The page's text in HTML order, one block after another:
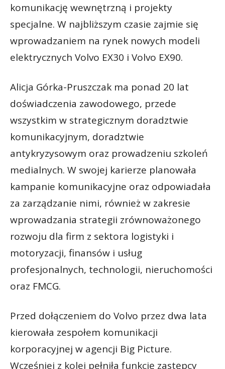
komunikację wewnętrzną i projekty
specjalne. W najbliższym czasie zajmie się
wprowadzaniem na rynek nowych modeli
elektrycznych Volvo EX30 i Volvo EX90.
Alicja Górka-Pruszczak ma ponad 20 lat
doświadczenia zawodowego, przede
wszystkim w strategicznym doradztwie
komunikacyjnym, doradztwie
antykryzysowym oraz prowadzeniu szkoleń
medialnych. W swojej karierze planowała
kampanie komunikacyjne oraz odpowiadała
za zarządzanie nimi, również w zakresie
wprowadzania strategii zrównoważonego
rozwoju dla firm z sektora logistyki i
motoryzacji, finansów i usług
profesjonalnych, technologii, nieruchomości
oraz FMCG.
Przed dołączeniem do Volvo przez dwa lata
kierowała zespołem komunikacji
korporacyjnej w agencji Big Picture.
Wcześniej z kolei pełniła funkcję zastępcy